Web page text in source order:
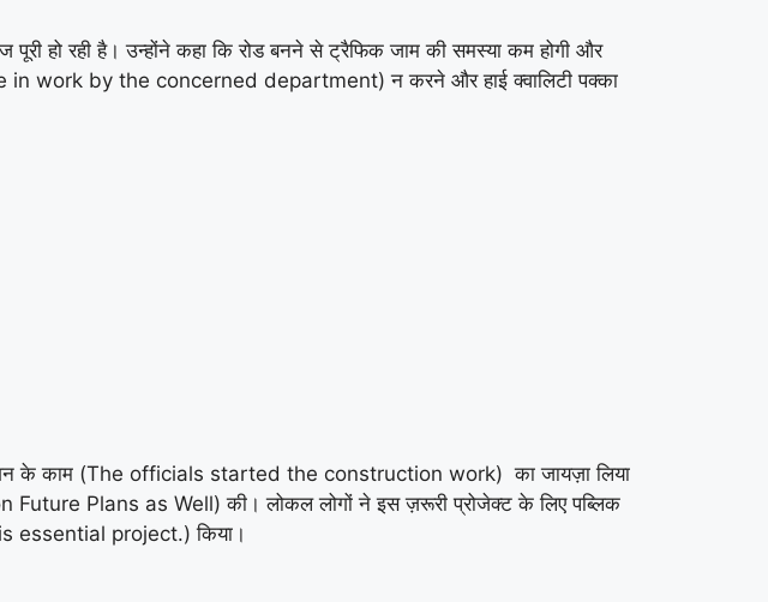
हो रही है। उन्होंने कहा कि रोड बनने से ट्रैफिक जाम की समस्या कम होगी और
in work by the concerned department) न करने और हाई क्वालिटी पक्का
के काम (The officials started the construction work) का जायज़ा लिया
Plans as Well) की। लोकल लोगों ने इस ज़रूरी प्रोजेक्ट के लिए पब्लिक
essential project.) किया।